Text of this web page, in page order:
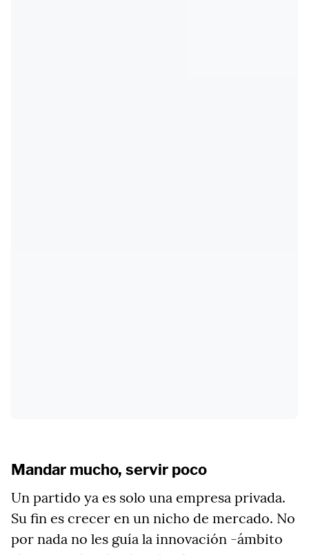
Mandar mucho, servir poco
Un partido ya es solo una empresa privada.
Su fin es crecer en un nicho de mercado. No
por nada no les guía la innovación -ámbito